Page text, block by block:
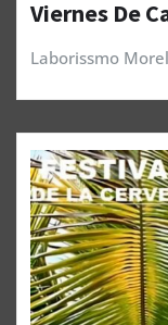
Viernes De
Laborissmo